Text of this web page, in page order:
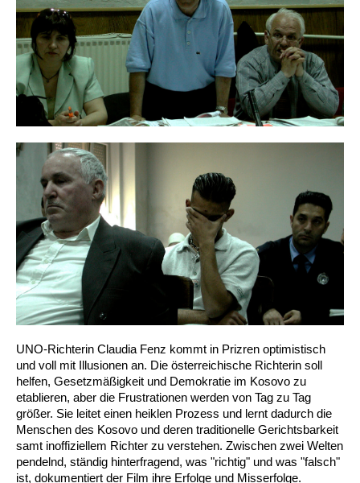
UNO-Richterin Claudia Fenz kommt in Prizren optimistisch
und voll mit Illusionen an. Die österreichische Richterin soll
helfen, Gesetzmäßigkeit und Demokratie im Kosovo zu
etablieren, aber die Frustrationen werden von Tag zu Tag
größer. Sie leitet einen heiklen Prozess und lernt dadurch die
Menschen des Kosovo und deren traditionelle Gerichtsbarkeit
samt inoffiziellem Richter zu verstehen. Zwischen zwei Welten
pendelnd, ständig hinterfragend, was "richtig" und was "falsch"
ist, dokumentiert der Film ihre Erfolge und Misserfolge.